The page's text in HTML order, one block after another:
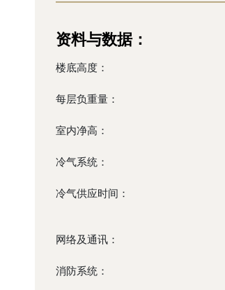
资料与数据：
楼底高度：
每层负重量：
室内净高：
冷气系统：
冷气供应时间：
网络及通讯：
消防系统：